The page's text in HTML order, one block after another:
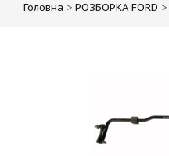
Головна > РОЗБОРКА FORD >